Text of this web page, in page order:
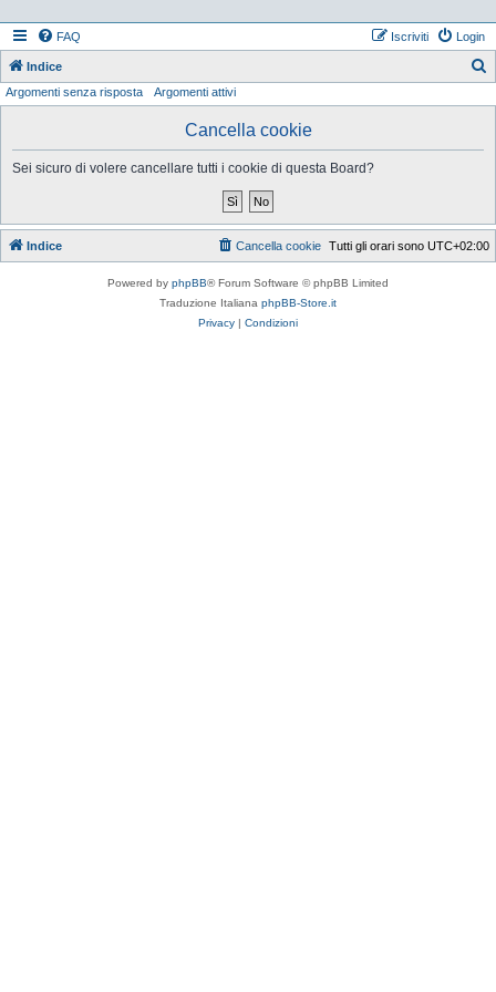
FAQ Login
Iscriviti
Indice
Argomenti senza risposta Argomenti attivi
Cancella cookie
Sei sicuro di volere cancellare tutti i cookie di questa Board?
Indice Tutti gli orari sono UTC+02:00
Cancella cookie
Powered by phpBB® Forum Software © phpBB Limited
Traduzione Italiana phpBB-Store.it
Privacy | Condizioni